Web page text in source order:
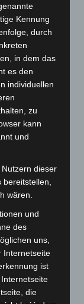
Kennung
durch
in dem das
es den
individuellen
zu
kann
und
dieser
bereitstellen,
wären.
und
des
uns,
Internetseite
ist
die